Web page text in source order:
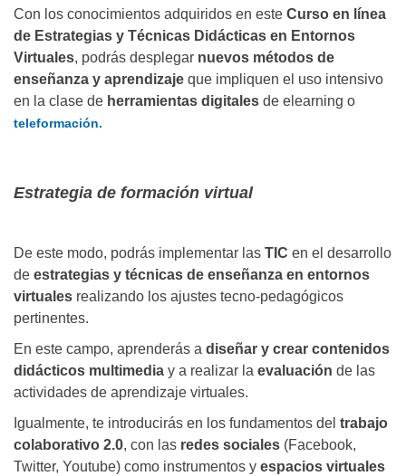
Con los conocimientos adquiridos en este Curso en línea
de Estrategias y Técnicas Didácticas en Entornos
Virtuales, podrás desplegar nuevos métodos de
enseñanza y aprendizaje que impliquen el uso intensivo
en la clase de herramientas digitales de elearning o
teleformación.
Estrategia de formación virtual
De este modo, podrás implementar las TIC en el desarrollo
de estrategias y técnicas de enseñanza en entornos
virtuales realizando los ajustes tecno-pedagógicos
pertinentes.
En este campo, aprenderás a diseñar y crear contenidos
didácticos multimedia y a realizar la evaluación de las
actividades de aprendizaje virtuales.
Igualmente, te introducirás en los fundamentos del trabajo
colaborativo 2.0, con las redes sociales (Facebook,
Twitter, Youtube) como instrumentos y espacios virtuales